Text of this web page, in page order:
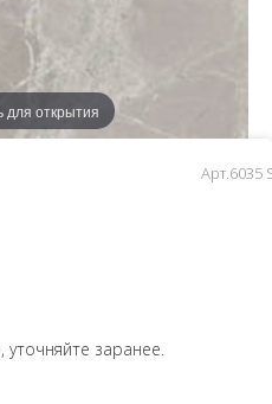
для открытия
Арт.6035
заранее.